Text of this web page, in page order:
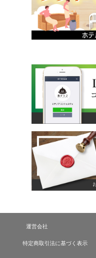
運営会社
特定商取引法に基づく表示